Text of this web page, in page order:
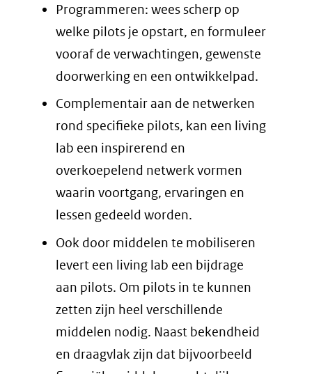
Programmeren: wees scherp op
welke pilots je opstart, en formuleer
vooraf de verwachtingen, gewenste
doorwerking en een ontwikkelpad.
Complementair aan de netwerken
rond specifieke pilots, kan een living
lab een inspirerend en
overkoepelend netwerk vormen
waarin voortgang, ervaringen en
lessen gedeeld worden.
Ook door middelen te mobiliseren
levert een living lab een bijdrage
aan pilots. Om pilots in te kunnen
zetten zijn heel verschillende
middelen nodig. Naast bekendheid
en draagvlak zijn dat bijvoorbeeld